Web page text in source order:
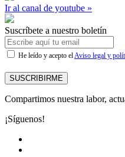
Ir al canal de youtube »
Suscríbete a nuestro boletín
He leído y acepto elAviso legal y
SUSCRIBIRME
Compartimos nuestra labor,
¡Síguenos!